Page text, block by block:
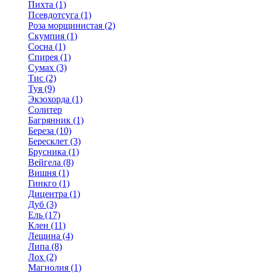
Пихта (1)
Псевдотсуга (1)
Роза морщинистая (2)
Скумпия (1)
Сосна (1)
Спирея (1)
Сумах (3)
Тис (2)
Туя (9)
Экзохорда (1)
Солитер
Багрянник (1)
Береза (10)
Бересклет (3)
Брусника (1)
Вейгела (8)
Вишня (1)
Гинкго (1)
Дицентра (1)
Дуб (3)
Ель (17)
Клен (11)
Лещина (4)
Липа (8)
Лох (2)
Магнолия (1)